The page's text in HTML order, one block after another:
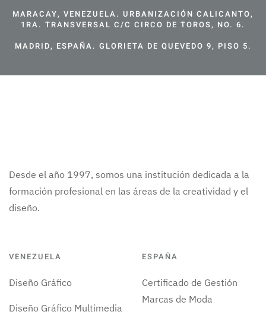
MARACAY, VENEZUELA. URBANIZACIÓN CALICANTO,
1RA. TRANSVERSAL C/C CIRCO DE TOROS, NO. 6.
MADRID, ESPAÑA. GLORIETA DE QUEVEDO 9, PISO 5.
Desde el año 1997, somos una institución dedicada a la
formación profesional en las áreas de la creatividad y el
diseño.
VENEZUELA
Diseño Gráfico
Diseño Gráfico Multimedia
ESPAÑA
Certificado de Gestión
Marcas de Moda